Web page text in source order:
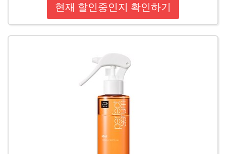
현재 할인중인지 확인하기